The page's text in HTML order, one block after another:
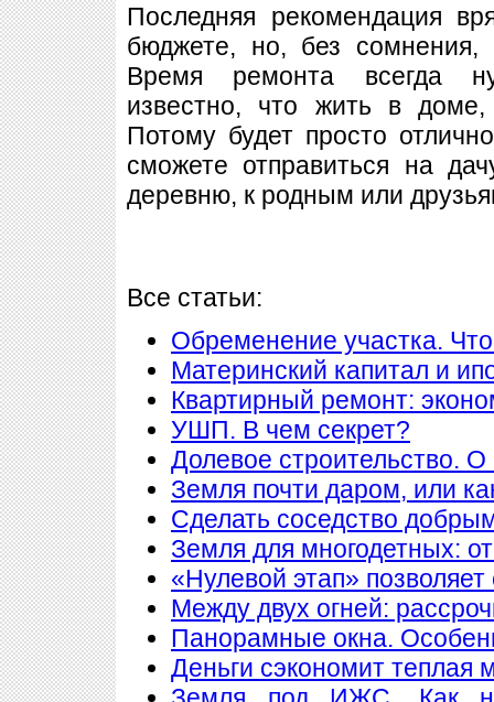
Последняя рекомендация
бюджете, но, без сомнения,
Время ремонта всегда
известно, что жить в
Потому будет просто
сможете отправиться на
деревню, к родным или
Все статьи:
Обременение участка.
Материнский капитал и
Квартирный ремонт:
УШП. В чем секрет?
Долевое строительство.
Земля почти даром, или
Сделать соседство
Земля для многодетных:
«Нулевой этап»
Между двух огней:
Панорамные окна.
Деньги сэкономит теплая